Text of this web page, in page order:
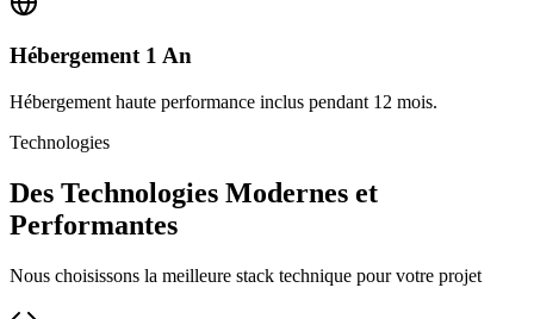
Hébergement 1 An
Hébergement haute performance inclus pendant 12 mois.
Technologies
Des Technologies Modernes et
Performantes
Nous choisissons la meilleure stack technique pour votre projet